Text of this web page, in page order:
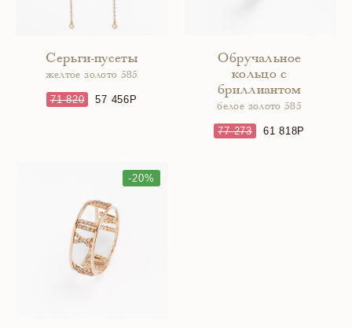
Серьги-пусеты
желтое золото 585
71 820 57 456
Обручальное
кольцо с
бриллиантом
белое золото 585
77 273 61 818
-20%